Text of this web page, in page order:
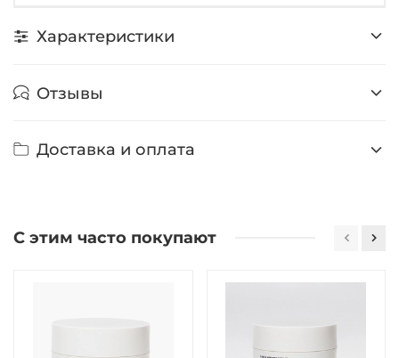
Характеристики
Отзывы
Доставка и оплата
С этим часто покупают